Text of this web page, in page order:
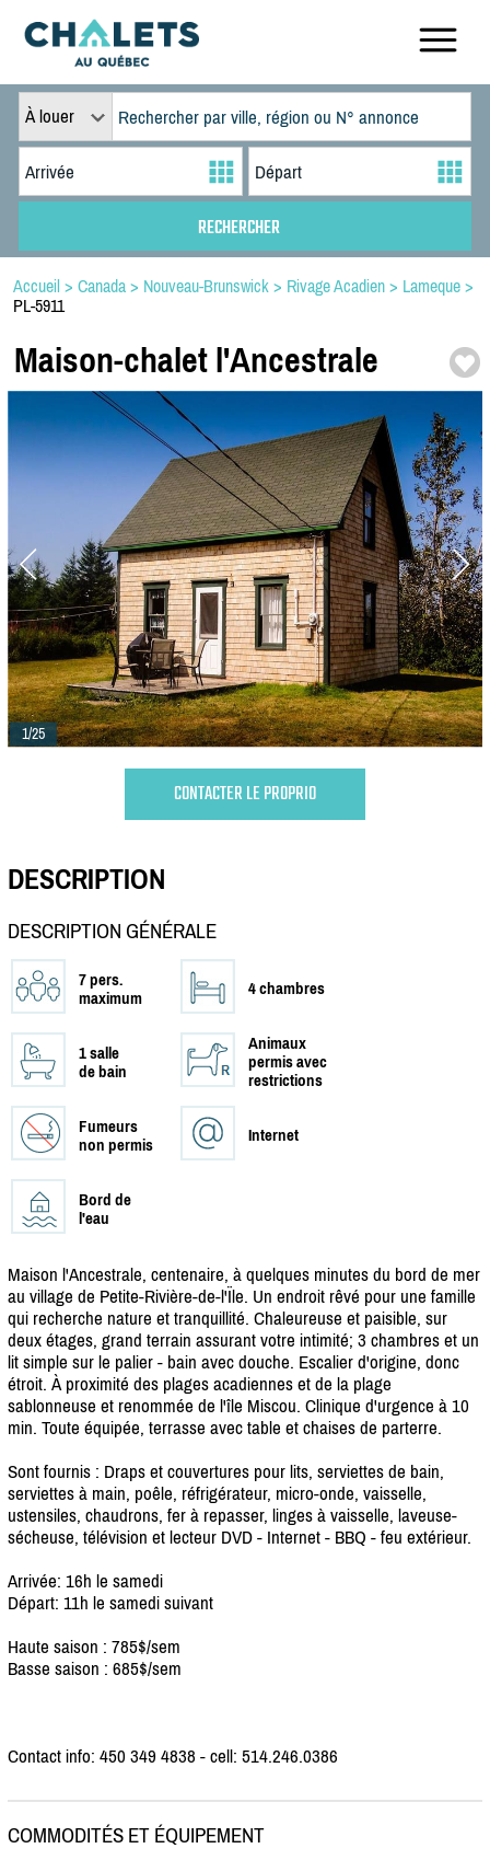
À louer
Accueil > Canada > Nouveau-Brunswick > Rivage Acadien > Lameque >
PL-5911
Maison-chalet l'Ancestrale
1/25
CONTACTER LE PROPRIO
DESCRIPTION
DESCRIPTION GÉNÉRALE
7 pers.
maximum
4 chambres
1 salle
de bain
Animaux
permis avec
restrictions
Fumeurs
non permis
Internet
Bord de
l'eau
Maison l'Ancestrale, centenaire, à quelques minutes du bord de mer
au village de Petite-Rivière-de-l'Ïle. Un endroit rêvé pour une famille
qui recherche nature et tranquillité. Chaleureuse et paisible, sur
deux étages, grand terrain assurant votre intimité; 3 chambres et un
lit simple sur le palier - bain avec douche. Escalier d'origine, donc
étroit. À proximité des plages acadiennes et de la plage
sablonneuse et renommée de l'île Miscou. Clinique d'urgence à 10
min. Toute équipée, terrasse avec table et chaises de parterre.
Sont fournis : Draps et couvertures pour lits, serviettes de bain,
serviettes à main, poêle, réfrigérateur, micro-onde, vaisselle,
ustensiles, chaudrons, fer à repasser, linges à vaisselle, laveuse-
sécheuse, télévision et lecteur DVD - Internet - BBQ - feu extérieur.
Arrivée: 16h le samedi
Départ: 11h le samedi suivant
Haute saison : 785$/sem
Basse saison : 685$/sem
Contact info: 450 349 4838 - cell: 514.246.0386
COMMODITÉS ET ÉQUIPEMENT